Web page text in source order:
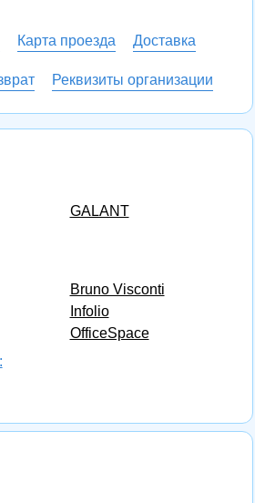
GALANT
Bruno Visconti
Infolio
OfficeSpace
Карта проезда Доставка
Реквизиты организации